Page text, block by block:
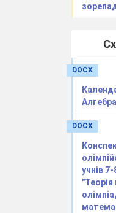
DOCX
DOCX
учнів
"Теорія